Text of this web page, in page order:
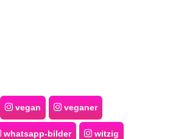
vegan veganer
whatsapp-bilder witzig